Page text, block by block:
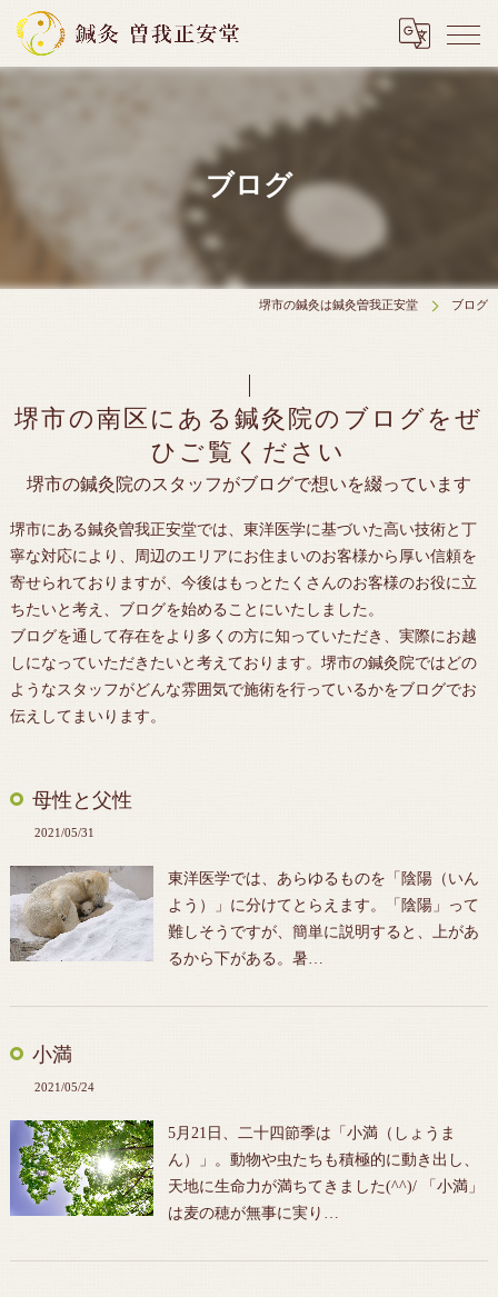
ブログ
堺市の鍼灸は鍼灸曽我正安堂 ブログ
堺市の南区にある鍼灸院のブログをぜ
ひご覧ください
堺市の鍼灸院のスタッフがブログで想いを綴っています
堺市にある鍼灸曽我正安堂では、東洋医学に基づいた高い技術と丁
寧な対応により、周辺のエリアにお住まいのお客様から厚い信頼を
寄せられておりますが、今後はもっとたくさんのお客様のお役に立
ちたいと考え、ブログを始めることにいたしました。
ブログを通して存在をより多くの方に知っていただき、実際にお越
しになっていただきたいと考えております。堺市の鍼灸院ではどの
ようなスタッフがどんな雰囲気で施術を行っているかをブログでお
伝えしてまいります。
母性と父性
2021/05/31
東洋医学では、あらゆるものを「陰陽（いん
よう）」に分けてとらえます。「陰陽」って
難しそうですが、簡単に説明すると、上があ
るから下がある。暑…
小満
2021/05/24
5月21日、二十四節季は「小満（しょうま
ん）」。動物や虫たちも積極的に動き出し、
天地に生命力が満ちてきました(^^)/ 「小満」
は麦の穂が無事に実り…